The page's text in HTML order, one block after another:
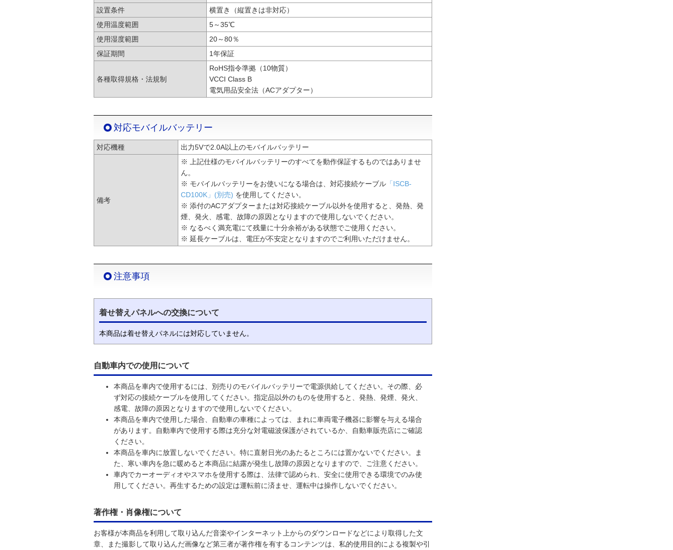
設置条件
横置き（縦置きは非対応）
使用温度範囲
5～35℃
使用湿度範囲
20～80％
保証期間
1年保証
各種取得規格・法規制
RoHS指令準拠（10物質）
VCCI Class B
電気用品安全法（ACアダプター）
対応モバイルバッテリー
対応機種 出力5Vで2.0A以上のモバイルバッテリー
備考
※ 上記仕様のモバイルバッテリーのすべてを動作保証するものではありませ
ん。
※ モバイルバッテリーをお使いになる場合は、対応接続ケーブル 「ISCB-
CD100K」(別売) を使用してください。
※ 添付のACアダプターまたは対応接続ケーブル以外を使用すると、発熱、発
煙、発火、感電、故障の原因となりますので使用しないでください。
※ なるべく満充電にて残量に十分余裕がある状態でご使用ください。
※ 延長ケーブルは、電圧が不安定となりますのでご利用いただけません。
注意事項
着せ替えパネルへの交換について
本商品は着せ替えパネルには対応していません。
自動車内での使用について
本商品を車内で使用するには、別売りのモバイルバッテリーで電源供給してください。その際、必
ず対応の接続ケーブルを使用してください。指定品以外のものを使用すると、発熱、発煙、発火、
感電、故障の原因となりますので使用しないでください。
本商品を車内で使用した場合、自動車の車種によっては、まれに車両電子機器に影響を与える場合
があります。自動車内で使用する際は充分な対電磁波保護がされているか、自動車販売店にご確認
ください。
本商品を車内に放置しないでください。特に直射日光のあたるところには置かないでください。ま
た、寒い車内を急に暖めると本商品に結露が発生し故障の原因となりますので、ご注意ください。
車内でカーオーディオやスマホを使用する際は、法律で認められ、安全に使用できる環境でのみ使
用してください。再生するための設定は運転前に済ませ、運転中は操作しないでください。
著作権・肖像権について
お客様が本商品を利用して取り込んだ音楽やインターネット上からのダウンロードなどにより取得した文
章、また撮影して取り込んだ画像など第三者が著作権を有するコンテンツは、私的使用目的による複製や引